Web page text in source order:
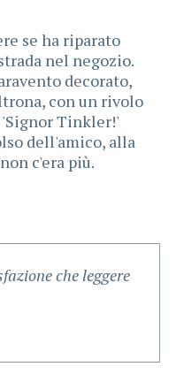
se ha riparato
nel negozio.
decorato,
con un rivolo
'Signor Tinkler!'
dell'amico, alla
c'era più.
che leggere